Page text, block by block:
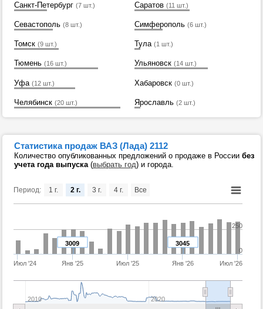
Санкт-Петербург (7 шт.) Саратов (11 шт.)
Севастополь (8 шт.) Симферополь (6 шт.)
Томск (9 шт.) Тула (1 шт.)
Тюмень (16 шт.) Ульяновск (14 шт.)
Уфа (12 шт.) Хабаровск (0 шт.)
Челябинск (20 шт.) Ярославль (2 шт.)
Статистика продаж ВАЗ (Лада) 2112
Количество опубликованных предложений о продаже в России без
учета года выпуска(выбрать год) и города.
Период:
3045
3009
Июл '24 Янв '25 Июл '25 Янв '26 Июл '26
2010 2020
0
250
1 г. 2 г. 3 г. 4 г. Все